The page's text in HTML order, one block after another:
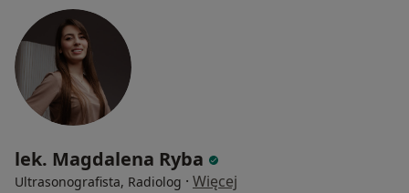
lek. Magdalena Ryba
Ultrasonografista, Radiolog · Więcej